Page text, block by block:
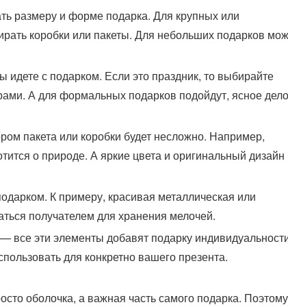
размеру и форме подарка. Для крупных или
коробки или пакеты. Для небольших подарков
идете с подарком. Если это праздник, то выбирайте
А для формальных подарков подойдут, ясное
пакета или коробки будет несложно. Например,
о природе. А яркие цвета и оригинальный дизайн
К примеру, красивая металлическая или
получателем для хранения мелочей.
эти элементы добавят подарку
для конкретно вашего презента.
оболочка, а важная часть самого подарка. Поэтому